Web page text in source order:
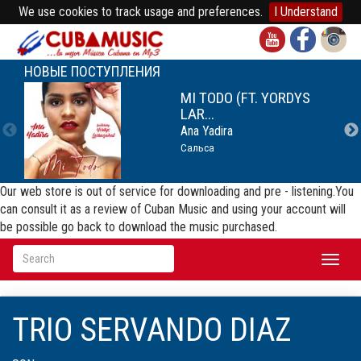
We use cookies to track usage and preferences. I Understand
НОВЫЕ ПОСТУПЛЕНИЯ
MI TODO (FT. YORDYS
LAR...
Ana Yadira
Сальса
Our web store is out of service for downloading and pre - listening.You
can consult it as a review of Cuban Music and using your account will
be possible go back to download the music purchased.
TRIO SERVANDO DIAZ